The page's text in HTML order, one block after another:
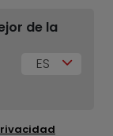
de la
ES